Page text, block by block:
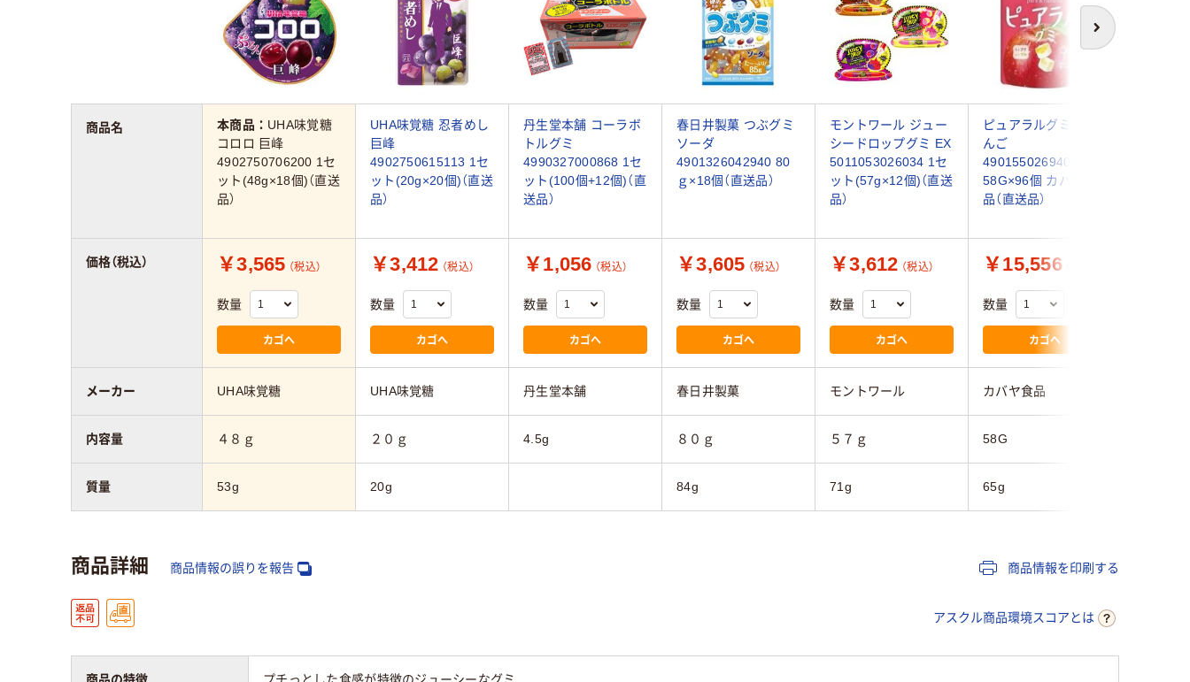
次へ
本商品： UHA味覚糖
コロロ 巨峰
4902750706200 1セ
ット(48g×18個)（直送
品）
UHA味覚糖 忍者めし
巨峰
4902750615113 1セ
ット(20g×20個)（直送
品）
丹生堂本舗 コーラボ
トルグミ
4990327000868 1セ
ット(100個+12個)（直
送品）
春日井製菓 つぶグミ
ソーダ
4901326042940 80
ｇ×18個（直送品）
モントワール ジュー
シードロップグミ EX
5011053026034 1セ
ット(57g×12個)（直送
品）
ピュアラルグミ り
んご
4901550269403
58G×96個 カバヤ食
品（直送品）
￥3,565 （税込）
数量
カゴへ
￥3,412 （税込）
数量
カゴへ
￥1,056 （税込）
数量
カゴへ
￥3,605 （税込）
数量
カゴへ
￥3,612 （税込）
数量
カゴへ
￥15,556
数量
カゴへ
UHA味覚糖 UHA味覚糖 丹生堂本舗 春日井製菓 モントワール カバヤ食品
４８ｇ ２０ｇ 4.5g ８０ｇ ５７ｇ 58G
53g 20g 84g 71g 65g
商品名
価格（税込）
メーカー
内容量
質量
商品詳細 商品情報の誤りを報告 商品情報を印刷する
アスクル商品環境スコアとは
商品の特徴 プチっとした食感が特徴のジューシーなグミ